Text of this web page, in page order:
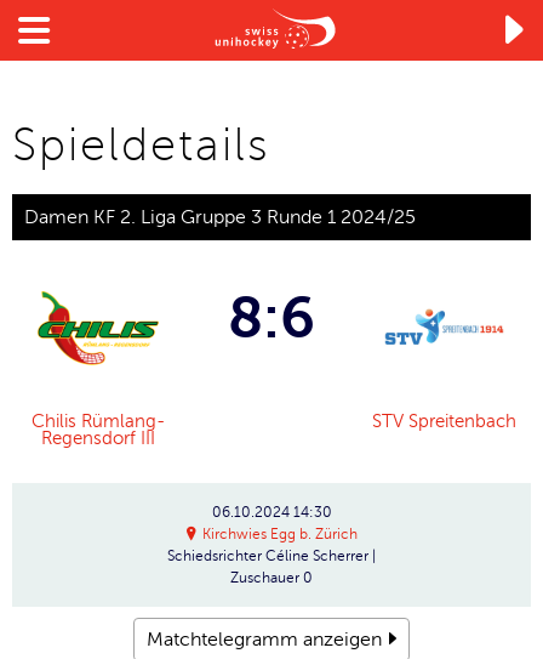

Spieldetails
Damen KF 2. Liga Gruppe 3 Runde 1 2024/25
Chilis Rümlang-
Regensdorf III
8:6
STV Spreitenbach
06.10.2024 14:30
Kirchwies Egg b. Zürich
Schiedsrichter Céline Scherrer |
Zuschauer 0
Matchtelegramm anzeigen